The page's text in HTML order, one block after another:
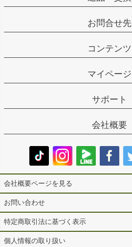
お問合せ先
コンテンツ
マイページ
サポート
会社概要
会社概要ページを見る
お問い合わせ
特定商取引法に基づく表示
個人情報の取り扱い